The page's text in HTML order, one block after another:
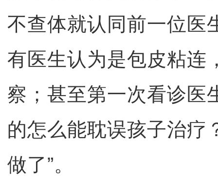
不查体就认同前一位医
有医生认为是包皮粘连
察；甚至第一次看诊医
的怎么能耽误孩子治疗
做了”。